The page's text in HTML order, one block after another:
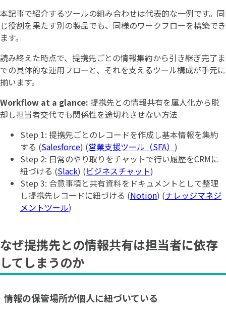
本記事で紹介するツールの組み合わせは代表的な一例です。同
じ役割を果たす別の製品でも、同様のワークフローを構築でき
ます。
読み終えた時点で、提携先ごとの情報集約から引き継ぎ完了ま
での具体的な運用フローと、それを支えるツール構成が手元に
揃います。
Workflow at a glance: 提携先との情報共有を属人化から脱
却し担当者交代でも関係性を途切れさせない方法
Step 1: 提携先ごとのレコードを作成し基本情報を集約
する (Salesforce) (営業支援ツール（SFA） )
Step 2: 日常のやり取りをチャットで行い履歴をCRMに
紐づける (Slack) (ビジネスチャット)
Step 3: 合意事項と共有資料をドキュメントとして整理
し提携先レコードに紐づける (Notion) (ナレッジマネジ
メントツール)
なぜ提携先との情報共有は担当者に依存
してしまうのか
情報の保管場所が個人に紐づいている